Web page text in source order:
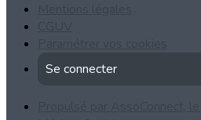
Se connecter